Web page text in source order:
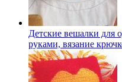
Детские вешалки для
руками, вязание